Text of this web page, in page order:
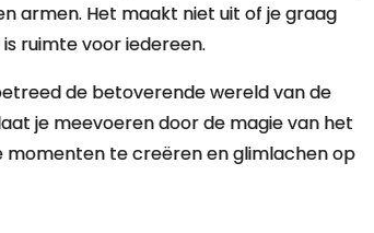
armen. Het maakt niet uit of je graag
ruimte voor iedereen.
de betoverende wereld van de
je meevoeren door de magie van het
momenten te creëren en glimlachen op